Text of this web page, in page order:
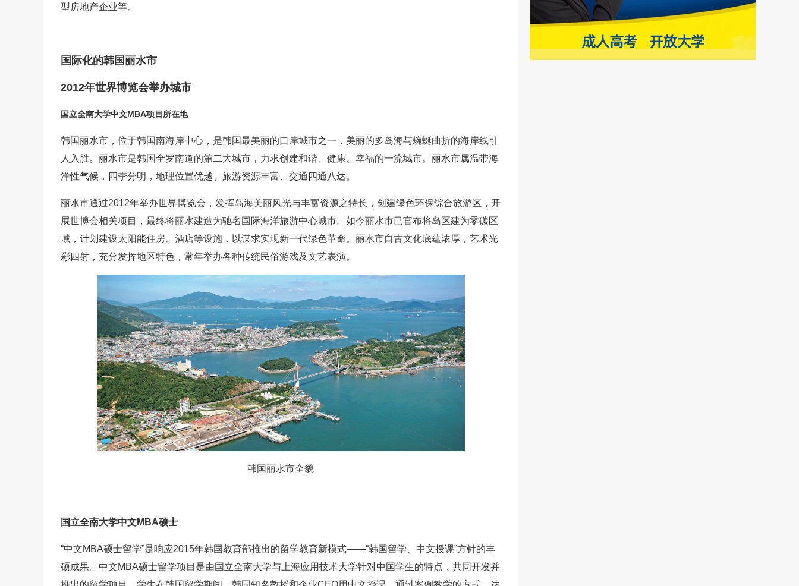
型房地产企业等。
国际化的韩国丽水市
2012年世界博览会举办城市
国立全南大学中文MBA项目所在地
韩国丽水市，位于韩国南海岸中心，是韩国最美丽的口岸城市之一，美丽的多岛海与蜿蜒曲折的海岸线引
人入胜。丽水市是韩国全罗南道的第二大城市，力求创建和谐、健康、幸福的一流城市。丽水市属温带海
洋性气候，四季分明，地理位置优越、旅游资源丰富、交通四通八达。
丽水市通过2012年举办世界博览会，发挥岛海美丽风光与丰富资源之特长，创建绿色环保综合旅游区，开
展世博会相关项目，最终将丽水建造为驰名国际海洋旅游中心城市。如今丽水市已官布将岛区建为零碳区
域，计划建设太阳能住房、酒店等设施，以谋求实现新一代绿色革命。丽水市自古文化底蕴浓厚，艺术光
彩四射，充分发挥地区特色，常年举办各种传统民俗游戏及文艺表演。
韩国丽水市全貌
国立全南大学中文MBA硕士
“中文MBA硕士留学”是响应2015年韩国教育部推出的留学教育新模式——“韩国留学、中文授课”方针的丰
硕成果。中文MBA硕士留学项目是由国立全南大学与上海应用技术大学针对中国学生的特点，共同开发并